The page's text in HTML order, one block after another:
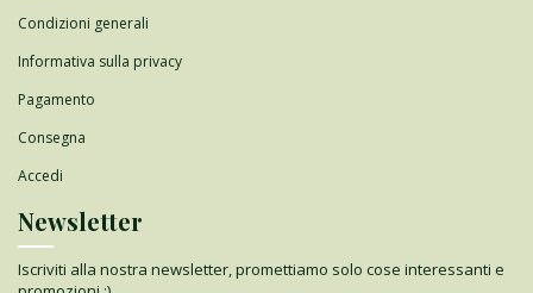
Condizioni generali
Informativa sulla privacy
Pagamento
Consegna
Accedi
Newsletter
Iscriviti alla nostra newsletter, promettiamo solo cose interessanti e